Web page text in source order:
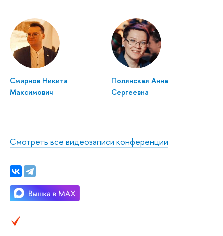
Смирнов Никита
Максимович
Полянская Анна
Сергеевна
Смотреть все видеозаписи конференции